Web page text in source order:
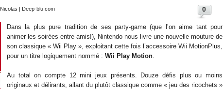
Nicolas | Deep-blu.com 0
Dans la plus pure tradition de ses party-game (que l’on aime tant pour
animer les soirées entre amis!), Nintendo nous livre une nouvelle mouture de
son classique « Wii Play », exploitant cette fois l’accessoire Wii MotionPlus,
pour un titre logiquement nommé : Wii Play Motion.
Au total on compte 12 mini jeux présents. Douze défis plus ou moins
originaux et délirants, allant du plutôt classique comme « jeu des ricochets »